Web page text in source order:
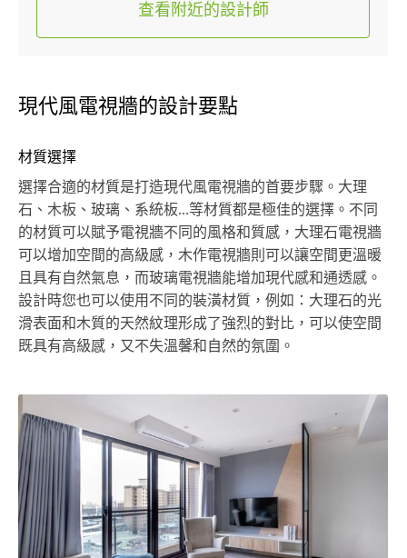
查看附近的設計師
現代風電視牆的設計要點
材質選擇
選擇合適的材質是打造現代風電視牆的首要步驟。大理
石、木板、玻璃、系統板…等材質都是極佳的選擇。不同
的材質可以賦予電視牆不同的風格和質感，大理石電視牆
可以增加空間的高級感，木作電視牆則可以讓空間更溫暖
且具有自然氣息，而玻璃電視牆能增加現代感和通透感。
設計時您也可以使用不同的裝潢材質，例如：大理石的光
滑表面和木質的天然紋理形成了強烈的對比，可以使空間
既具有高級感，又不失溫馨和自然的氛圍。